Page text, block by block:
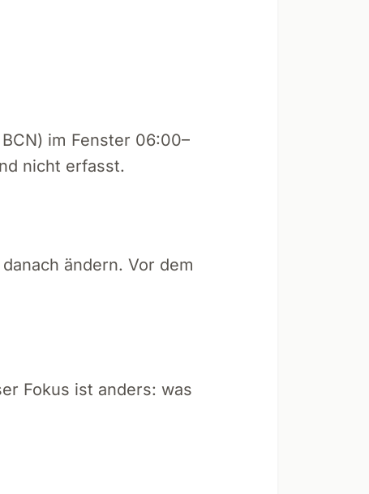
im Fenster 06:00–
nicht erfasst.
ändern. Vor dem
Fokus ist anders: was